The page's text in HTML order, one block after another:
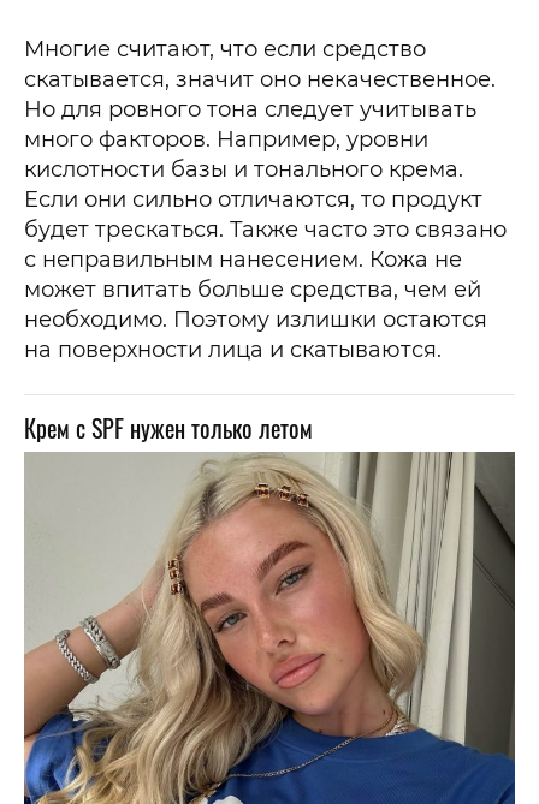
Многие считают, что если средство
скатывается, значит оно некачественное.
Но для ровного тона следует учитывать
много факторов. Например, уровни
кислотности базы и тонального крема.
Если они сильно отличаются, то продукт
будет трескаться. Также часто это связано
с неправильным нанесением. Кожа не
может впитать больше средства, чем ей
необходимо. Поэтому излишки остаются
на поверхности лица и скатываются.
Крем с SPF нужен только летом